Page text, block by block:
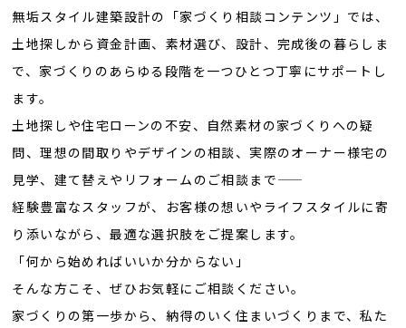
無垢スタイル建築設計の「家づくり相談コンテンツ」では、
土地探しから資金計画、素材選び、設計、完成後の暮らしま
で、家づくりのあらゆる段階を一つひとつ丁寧にサポートし
ます。
土地探しや住宅ローンの不安、自然素材の家づくりへの疑
問、理想の間取りやデザインの相談、実際のオーナー様宅の
見学、建て替えやリフォームのご相談まで——
経験豊富なスタッフが、お客様の想いやライフスタイルに寄
り添いながら、最適な選択肢をご提案します。
「何から始めればいいか分からない」
そんな方こそ、ぜひお気軽にご相談ください。
家づくりの第一歩から、納得のいく住まいづくりまで、私た